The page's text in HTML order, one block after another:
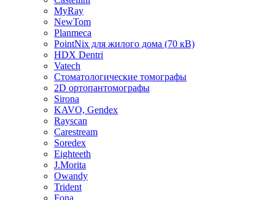
MyRay
NewTom
Planmeca
PointNix для жилого дома (70 кВ)
HDX Dentri
Vatech
Стоматологические томографы
2D ортопантомографы
Sirona
KAVO, Gendex
Rayscan
Carestream
Soredex
Eighteeth
J.Morita
Owandy
Trident
Fona